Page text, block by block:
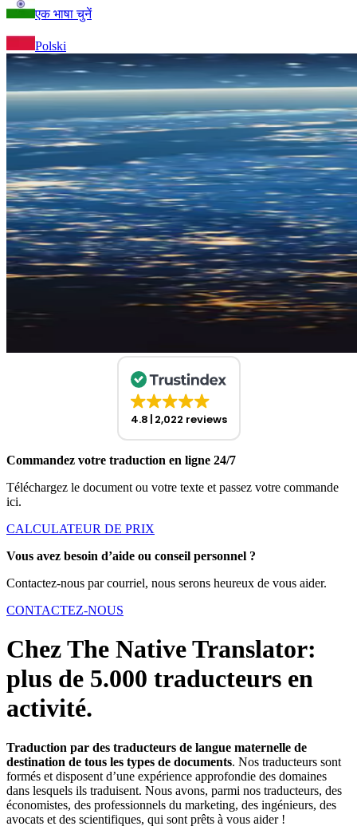
एक भाषा चुनें
Polski
4.8 2,022 reviews
Commandez votre traduction en ligne 24/7
Téléchargez le document ou votre texte et passez votre commande
ici.
CALCULATEUR DE PRIX
Vous avez besoin d’aide ou conseil personnel ?
Contactez-nous par courriel, nous serons heureux de vous aider.
CONTACTEZ-NOUS
Chez The Native Translator:
plus de 5.000 traducteurs en
activité.
Traduction par des traducteurs de langue maternelle de
destination de tous les types de documents. Nos traducteurs sont
formés et disposent d’une expérience approfondie des domaines
dans lesquels ils traduisent. Nous avons, parmi nos traducteurs, des
économistes, des professionnels du marketing, des ingénieurs, des
avocats et des scientifiques, qui sont prêts à vous aider !